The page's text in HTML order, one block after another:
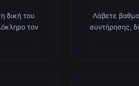
δική του
τον
Λάβετε
συντήρησης,